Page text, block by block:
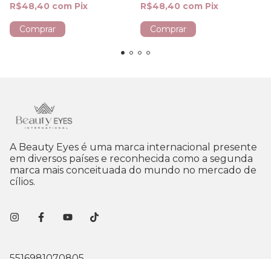
R$48,40 com Pix R$48,40 com Pix
A Beauty Eyes é uma marca internacional presente
em diversos países e reconhecida como a segunda
marca mais conceituada do mundo no mercado de
cílios.